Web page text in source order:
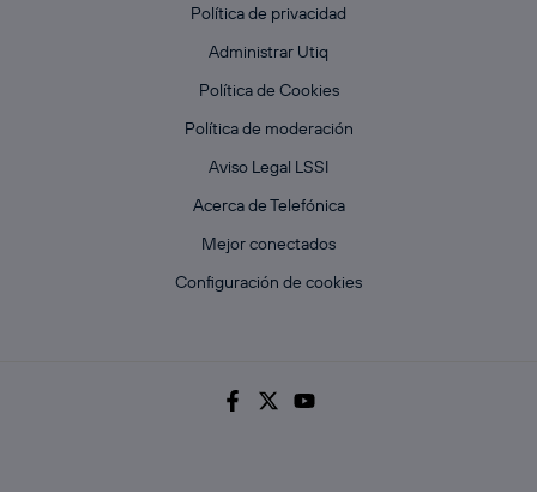
Política de privacidad
Administrar Utiq
Política de Cookies
Política de moderación
Aviso Legal LSSI
Acerca de Telefónica
Mejor conectados
Configuración de cookies